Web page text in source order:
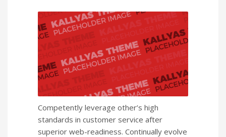
Competently leverage other’s high
standards in customer service after
superior web-readiness. Continually evolve